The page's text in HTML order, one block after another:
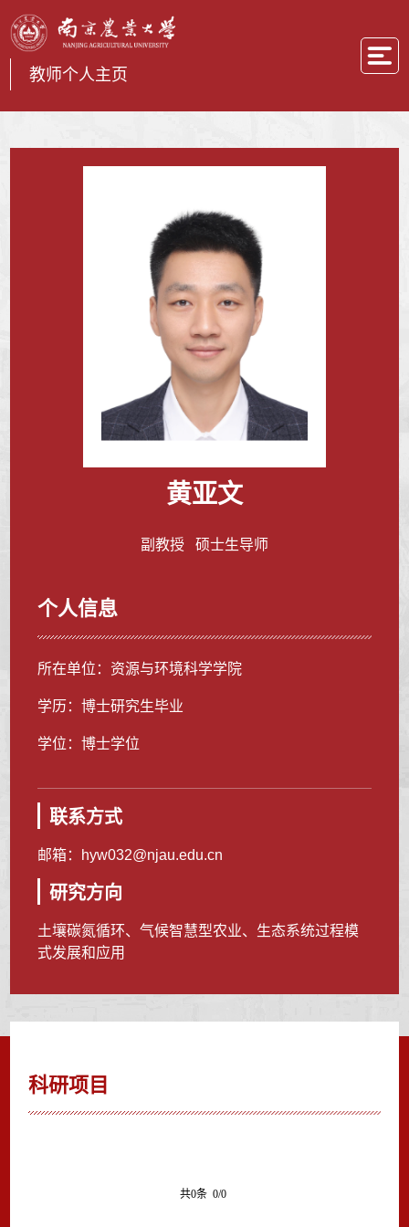
教师个人主页
黄亚文
副教授 硕士生导师
个人信息
所在单位：资源与环境科学学院
学历：博士研究生毕业
学位：博士学位
联系方式
邮箱： hyw032@njau.edu.cn
研究方向
土壤碳氮循环、气候智慧型农业、生态系统过程模
式发展和应用
科研项目
共0条 0/0